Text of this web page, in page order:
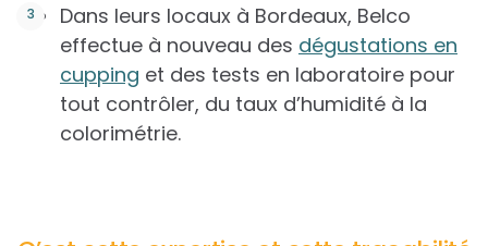
Dans leurs locaux à Bordeaux, Belco
effectue à nouveau des dégustations en
cupping et des tests en laboratoire pour
tout contrôler, du taux d’humidité à la
colorimétrie.